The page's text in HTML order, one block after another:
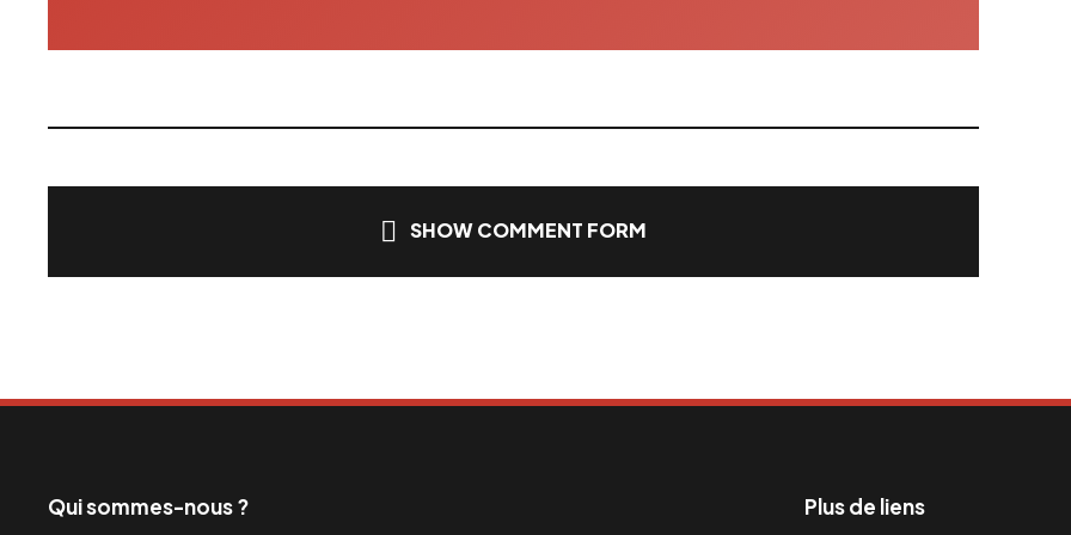
SHOW COMMENT FORM
Qui sommes-nous ? Plus de liens